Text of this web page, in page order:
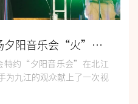
南海家具行业协会专场夕阳音乐会“火”出北江湾畔
特约“夕阳音乐会”在北江
为九江的观众献上了一次视